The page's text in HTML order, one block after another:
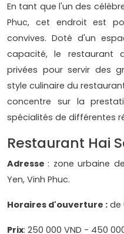
En tant que l'un des
Phuc, cet endroit est
convives. Doté d'un
capacité, le restaurant
privées pour servir des
style culinaire du
concentre sur la
spécialités de différentes
Restaurant Hai
Adresse: zone urbaine
Yen, Vinh Phuc.
Horaires d'ouverture : de
Prix: 250 000 VND - 450